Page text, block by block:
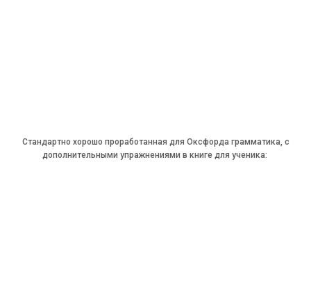
Стандартно хорошо проработанная для Оксфорда грамматика, с
дополнительными упражнениями в книге для ученика: